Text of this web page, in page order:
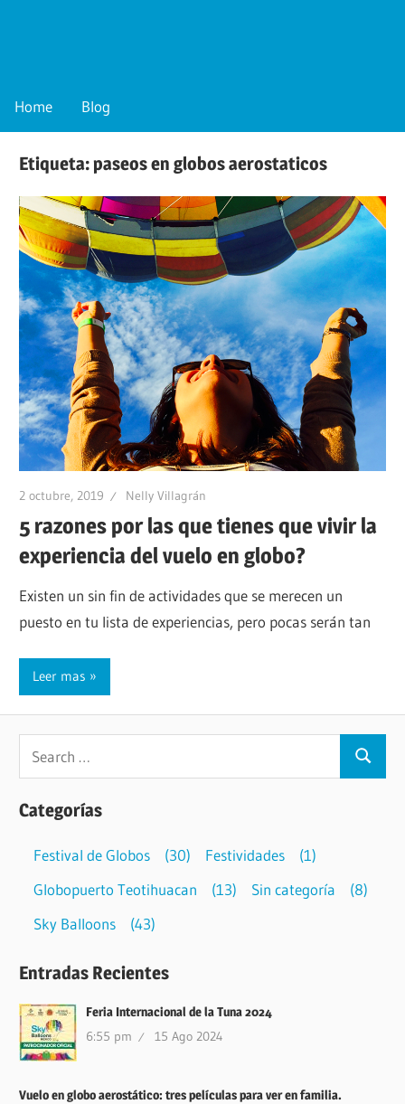
de
SkyBalloons
México
Home Blog
Etiqueta:paseos en globos aerostaticos
2 octubre, 2019 Nelly Villagrán
5 razones por las que tienes que vivir la
experiencia del vuelo en globo?
Existen un sin fin de actividades que se merecen un
puesto en tu lista de experiencias, pero pocas serán tan
Leer mas
Categorías
Festival de Globos (30) Festividades
(1)
Globopuerto Teotihuacan
(13) Sin categoría
(8)
Sky Balloons
(43)
Entradas Recientes
Feria Internacional de la Tuna 2024
6:55 pm 15 Ago 2024
Vuelo en globo aerostático: tres películas para ver en familia.